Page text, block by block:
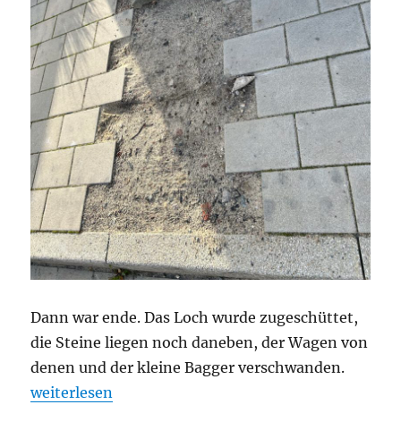
Dann war ende. Das Loch wurde zugeschüttet,
die Steine liegen noch daneben, der Wagen von
denen und der kleine Bagger verschwanden.
„Ausbau oder nicht?“
weiterlesen